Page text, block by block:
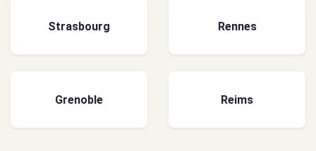
Strasbourg Rennes
Grenoble Reims